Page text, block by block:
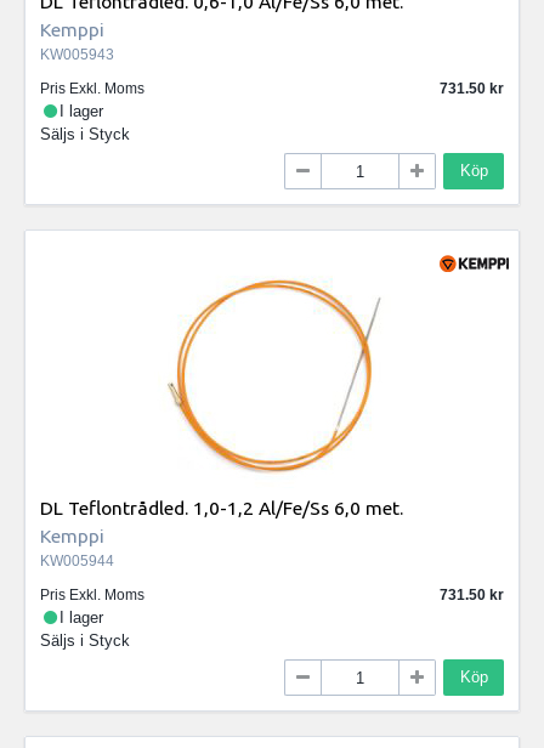
Kemppi
KW005943
Pris Exkl. Moms
731.50
I lager
Säljs i Styck
Köp
DL Teflontrådled. 1,0-1,2 Al/Fe/Ss 6,0 met.
Kemppi
KW005944
Pris Exkl. Moms
731.50
I lager
Säljs i Styck
Köp